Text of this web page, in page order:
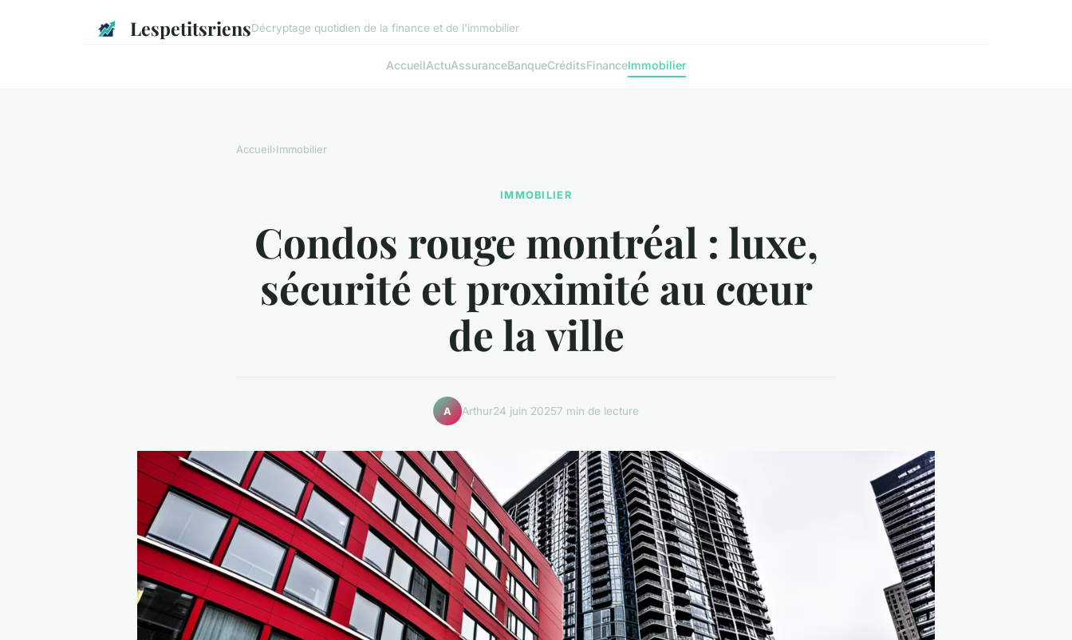
LespetitsriensDécryptage quotidien de la finance et de l'immobilier
AccueilActuAssuranceBanqueCréditsFinanceImmobilier
Accueil›Immobilier
IMMOBILIER
Condos rouge montréal : luxe,
sécurité et proximité au cœur
de la ville
A Arthur24 juin 20257 min de lecture